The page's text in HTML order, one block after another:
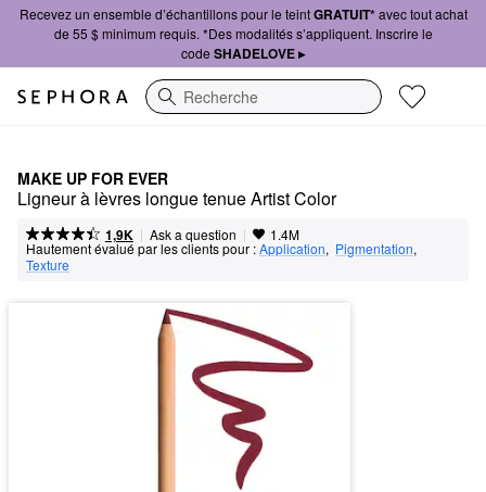
Recevez un ensemble d’échantillons pour le teintGRATUIT*avec tout achat
de 55 $ minimum requis. *Des modalités s’appliquent. Inscrire le
code SHADELOVE ▸
Recherche
MAKE UP FOR EVER
Ligneur à lèvres longue tenue Artist Color
1,9K | Ask a question | 1.4M
Hautement évalué par les clients pour :Application, Pigmentation,
Texture